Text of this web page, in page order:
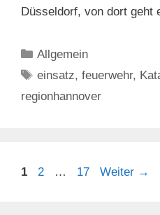
Düsseldorf, von dort geht
Kategorien
Allgemein
Schlagwörter
einsatz,feuerwehr,
regionhannover
Seite
1 Seite
2 … Seite
17 Weiter →